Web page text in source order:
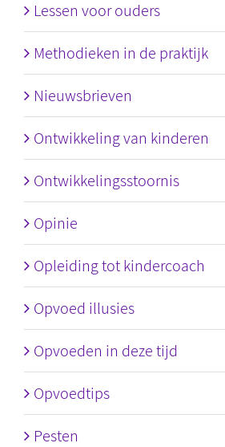
Lessen voor ouders
Methodieken in de praktijk
Nieuwsbrieven
Ontwikkeling van kinderen
Ontwikkelingsstoornis
Opinie
Opleiding tot kindercoach
Opvoed illusies
Opvoeden in deze tijd
Opvoedtips
Pesten